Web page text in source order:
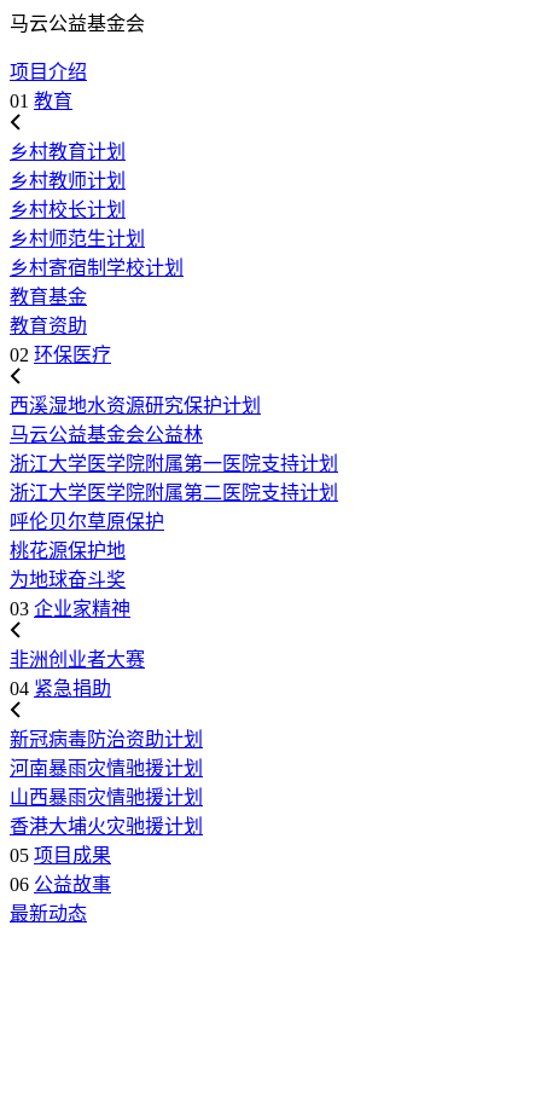
马云公益基金会
项目介绍
01 教育
乡村教育计划
乡村教师计划
乡村校长计划
乡村师范生计划
乡村寄宿制学校计划
教育基金
教育资助
02 环保医疗
西溪湿地水资源研究保护计划
马云公益基金会公益林
浙江大学医学院附属第一医院支持计划
浙江大学医学院附属第二医院支持计划
呼伦贝尔草原保护
桃花源保护地
为地球奋斗奖
03 企业家精神
非洲创业者大赛
04 紧急捐助
新冠病毒防治资助计划
河南暴雨灾情驰援计划
山西暴雨灾情驰援计划
香港大埔火灾驰援计划
05 项目成果
06 公益故事
最新动态